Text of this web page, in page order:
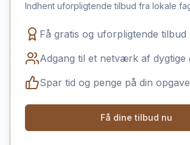
Indhent uforpligtende tilbud fra lokale
Få gratis og uforpligtende tilbud
Adgang til et netværk af dygtige
Spar tid og penge på din opgave
Få dine tilbud nu